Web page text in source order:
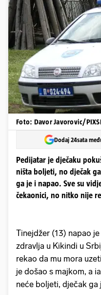
Foto: Davor Javorovic/
Dodaj 24sata
Pedijatar je dječaku
ništa boljeti, no dječak
ga je i napao. Sve su
čekaonici, no nitko nije
Tinejdžer (13) napao
zdravlja u Kikindi u
rekao da mu mora
je došao s majkom, a
neće boljeti, dječak ga